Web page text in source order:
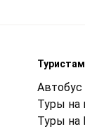
Туристам
Автобус
Туры на
Туры на